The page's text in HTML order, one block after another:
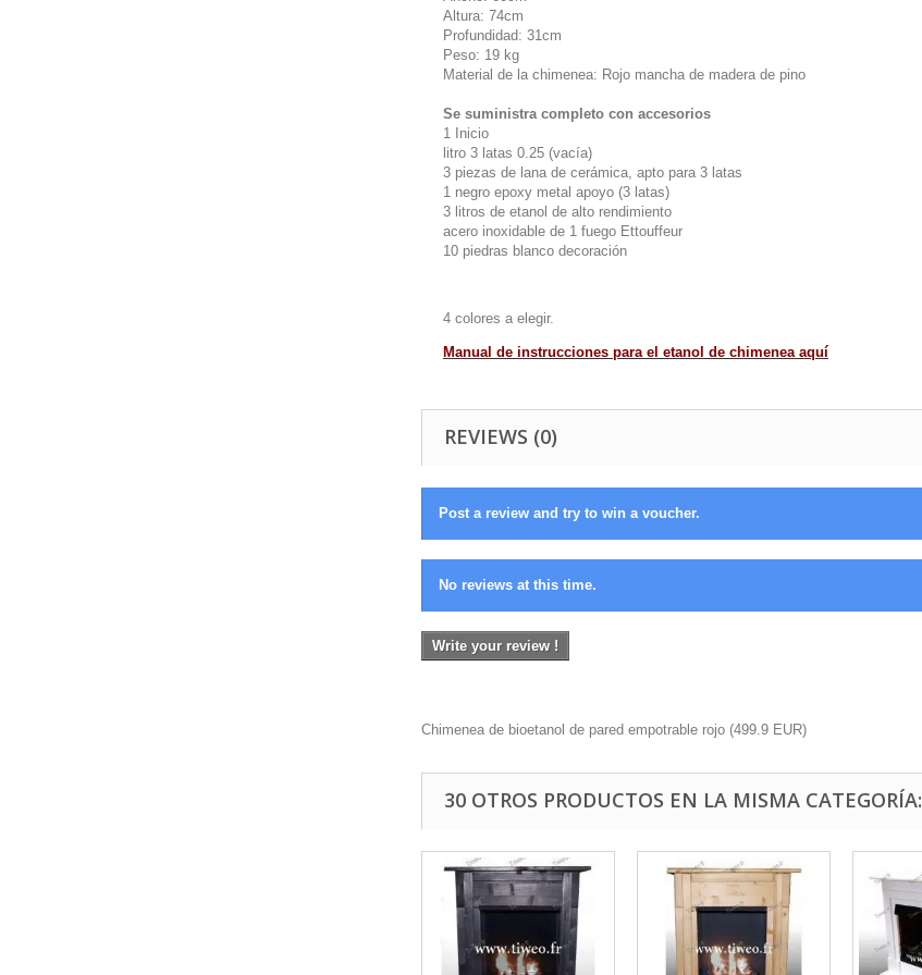
Altura: 74cm
Profundidad: 31cm
Peso: 19 kg
Material de la chimenea: Rojo mancha de madera de pino
Se suministra completo con accesorios
1 Inicio
litro 3 latas 0.25 (vacía)
3 piezas de lana de cerámica, apto para 3 latas
1 negro epoxy metal apoyo (3 latas)
3 litros de etanol de alto rendimiento
acero inoxidable de 1 fuego Ettouffeur
10 piedras blanco decoración
4 colores a elegir.
Manual de instrucciones para el etanol de chimenea aquí
REVIEWS (0)
Post a review and try to win a voucher.
No reviews at this time.
Write your review !
Chimenea de bioetanol de pared empotrable rojo (499.9 EUR)
30 OTROS PRODUCTOS EN LA MISMA CATEGORÍA: